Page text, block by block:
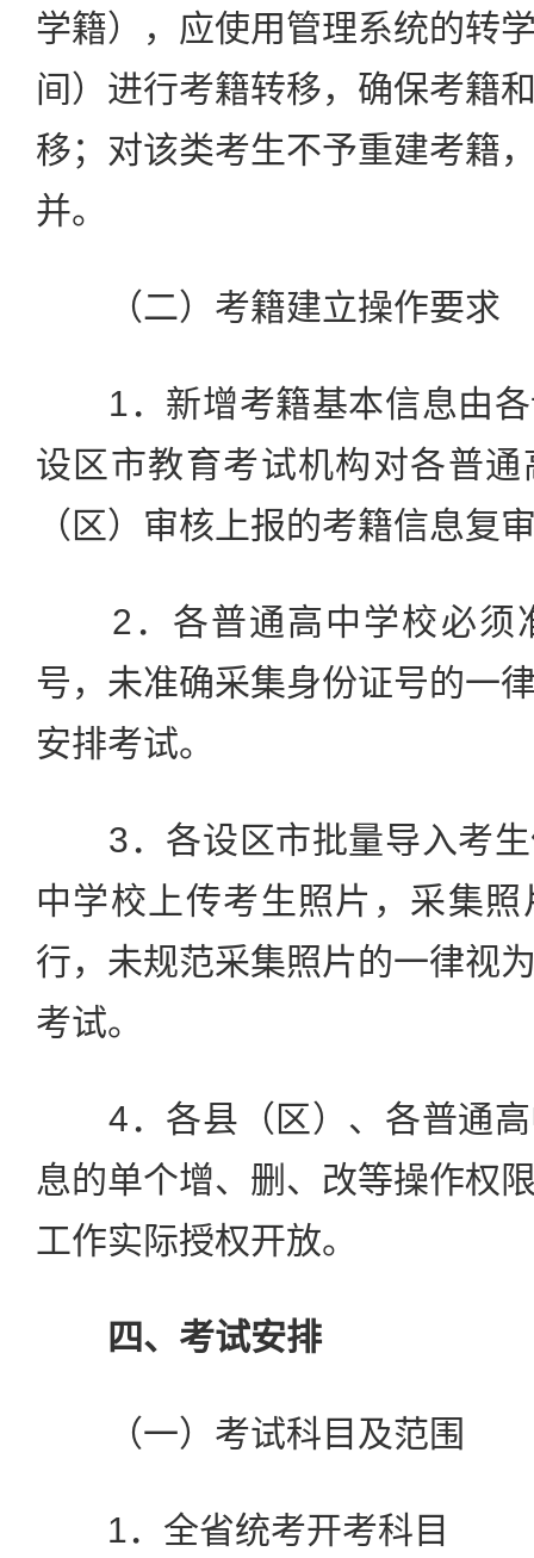
学籍），应使用管理系统的转
间）进行考籍转移，确保考籍
移；对该类考生不予重建考籍
并。
（二）考籍建立操作要求
1．新增考籍基本信息由各
设区市教育考试机构对各普
（区）审核上报的考籍信息复
2．各普通高中学校必须
号，未准确采集身份证号的一
安排考试。
3．各设区市批量导入考生
中学校上传考生照片，采集
行，未规范采集照片的一律视
考试。
4．各县（区）、各普通高
息的单个增、删、改等操作权
工作实际授权开放。
四、考试安排
（一）考试科目及范围
1．全省统考开考科目